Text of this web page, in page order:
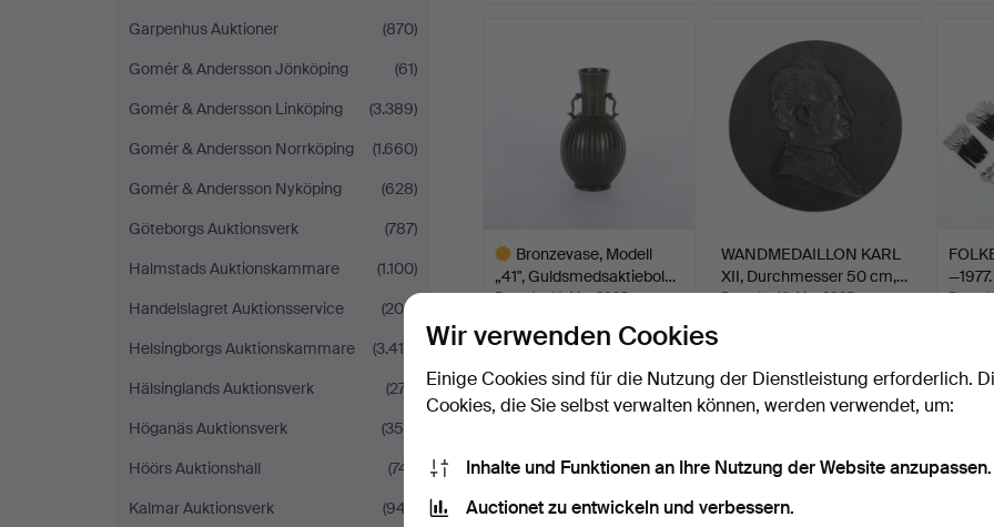
Garpenhus Auktioner
(870)
Gomér & Andersson Jönköping
(61)
Gomér & Andersson Linköping
(3.389)
Gomér & Andersson Norrköping
(1.660)
Gomér & Andersson Nyköping
(628)
Göteborgs Auktionsverk
(787)
Halmstads Auktionskammare
(1.100)
Handelslagret Auktionsservice
(208)
Helsingborgs Auktionskammare
(3.410)
Hälsinglands Auktionsverk
(277)
Höganäs Auktionsverk
(356)
Höörs Auktionshall
(741)
Kalmar Auktionsverk
(947)
Bronzevase, Modell
„41", Guldsmedsaktiebol…
Beendet 14. Mai 2025
494 USD
Ausgewähltes
Objekt
WANDMEDAILLON KARL
XII, Durchmesser 50 cm,…
Beendet 10. Mai 2025
Wir verwenden Cookies
Einige Cookies sind für die Nutzung der Dienstleistung erforderlich.
Cookies, die Sie selbst verwalten können, werden verwendet, um:
Inhalte und Funktionen an Ihre Nutzung der Website anzupassen.
Auctionet zu entwickeln und verbessern.